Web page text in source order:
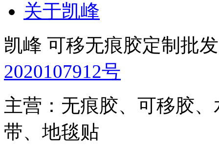
关于凯峰
凯峰 可移无痕胶定制批
2020107912号
主营：无痕胶、可移胶
带、地毯贴